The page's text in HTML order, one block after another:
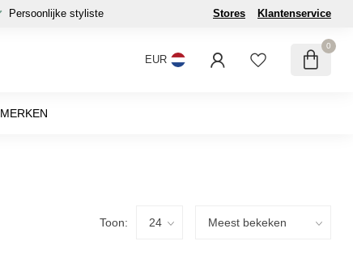
Persoonlijke styliste Stores Klantenservice
EUR
0
MERKEN
Toon: